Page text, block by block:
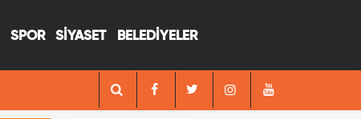
SPOR SİYASET BELEDİYELER
Fotoğraf çekerken Fırat Nehri'ne düşen